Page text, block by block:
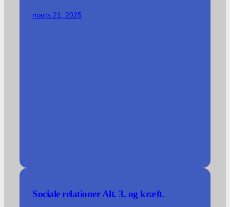
marts 21, 2025
Sociale relationer Alt. 3. og kræft.